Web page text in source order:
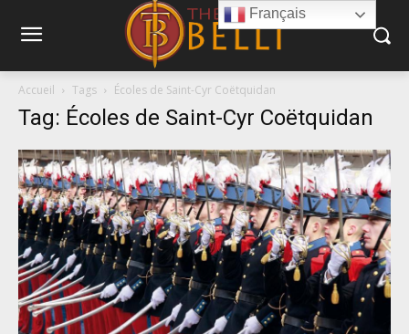
Accueil Tags Écoles de Saint-Cyr Coëtquidan
Tag: Écoles de Saint-Cyr Coëtquidan
Français